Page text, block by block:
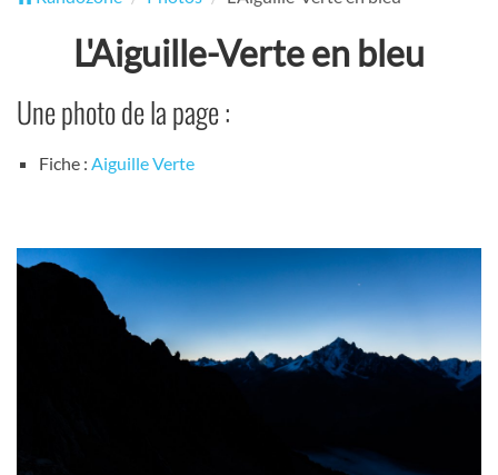
L'Aiguille-Verte en bleu
Une photo de la page :
Fiche : Aiguille Verte